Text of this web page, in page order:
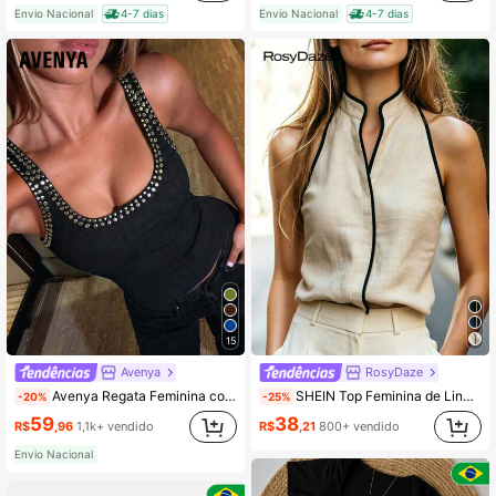
Envio Nacional 4-7 dias
15
Avenya
-20% Avenya Regata Feminina com Decote em U e Detalhes de Rebite, Verão
R$59,96 1,1k+ vendido
Envio Nacional
Quase esgotado!
(1000+)
Envio Nacional 4-7 dias
RosyDaze
-25% SHEIN Top Feminina de Linho Estilo Francês Chic com Decote Halter, Sem Mangas, Gola Alta com Acabamento em Contraste Preto e Bege, Casual Elegante para Verão e Brunch
R$38,21 800+ vendido